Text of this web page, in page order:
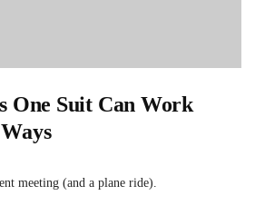
One Suit Can Work
meeting (and a plane ride).